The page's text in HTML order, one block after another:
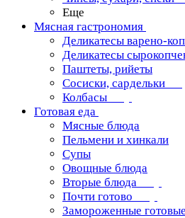
Еще
Мясная гастрономия
Деликатесы варено-
Деликатесы
Паштеты, рийеты
Сосиски, сардельки
Колбасы
Готовая еда
Мясные блюда
Пельмени и хинкали
Супы
Овощные блюда
Вторые блюда
Почти готово
Замороженные